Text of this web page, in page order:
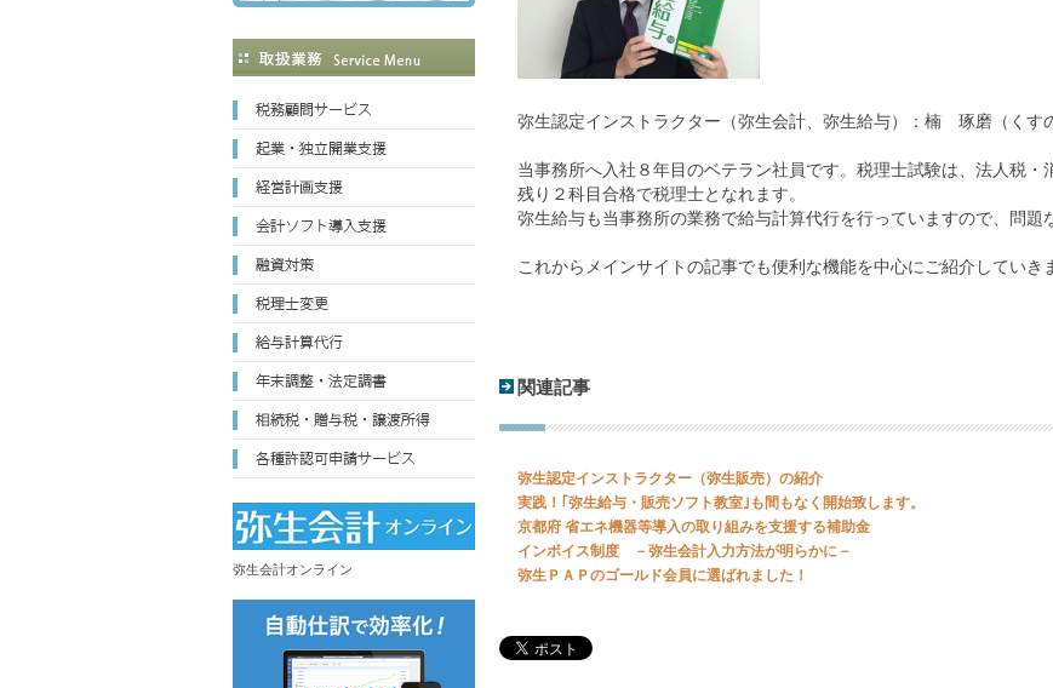
弥生認定インストラクター（弥生会計、弥生給与）：楠 琢磨（くす
当事務所へ入社８年目のベテラン社員です。税理士試験は、法人税・
残り２科目合格で税理士となれます。
弥生給与も当事務所の業務で給与計算代行を行っていますので、問題
これからメインサイトの記事でも便利な機能を中心にご紹介していき
関連記事
弥生認定インストラクター（弥生販売）の紹介
実践！｢弥生給与・販売ソフト教室｣も間もなく開始致します。
京都府 省エネ機器等導入の取り組みを支援する補助金
インボイス制度 －弥生会計入力方法が明らかに－
弥生ＰＡＰのゴールド会員に選ばれました！
弥生会計オンライン